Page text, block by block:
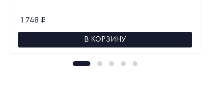
1 748 ₽
В КОРЗИНУ